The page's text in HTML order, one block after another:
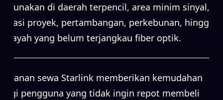
digunakan di daerah terpencil, area minim sinyal,
lokasi proyek, pertambangan, perkebunan, hingga
wilayah yang belum terjangkau fiber optik.
Layanan sewa Starlink memberikan kemudahan
bagi pengguna yang tidak ingin repot membeli